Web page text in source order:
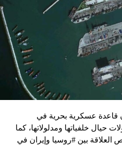
إلى اتفاق لوقف لإطلاق
لإسرائيل بالتأكيد على أن
وليس على حكومته.
إنه مصر على بقاء القوات
“لمنع الإرهابيين من إعادة
السياسي الفلسطيني
نيوز عربية”:
قاعدة عسكرية بحرية في
حيال خلفياتها ومدلولاتها، كما
العلاقة بين #روسيا وإيران في